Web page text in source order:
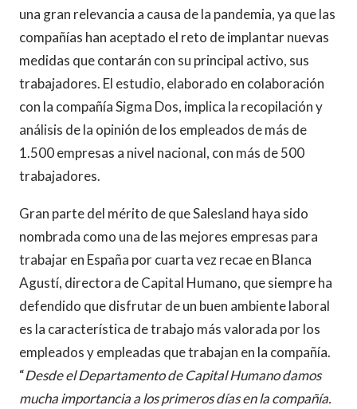
una gran relevancia a causa de la pandemia, ya que las
compañías han aceptado el reto de implantar nuevas
medidas que contarán con su principal activo, sus
trabajadores. El estudio, elaborado en colaboración
con la compañía Sigma Dos, implica la recopilación y
análisis de la opinión de los empleados de más de
1.500 empresas a nivel nacional, con más de 500
trabajadores.
Gran parte del mérito de que Salesland haya sido
nombrada como una de las mejores empresas para
trabajar en España por cuarta vez recae en Blanca
Agustí, directora de Capital Humano, que siempre ha
defendido que disfrutar de un buen ambiente laboral
es la característica de trabajo más valorada por los
empleados y empleadas que trabajan en la compañía.
“Desde el Departamento de Capital Humano damos
mucha importancia a los primeros días en la compañía.